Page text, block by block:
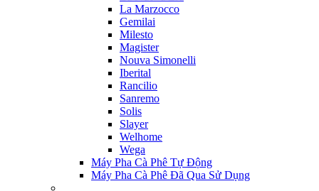
La Marzocco
Gemilai
Milesto
Magister
Nouva Simonelli
Iberital
Rancilio
Sanremo
Solis
Slayer
Welhome
Wega
Máy Pha Cà Phê Tự Động
Máy Pha Cà Phê Đã Qua Sử Dụng